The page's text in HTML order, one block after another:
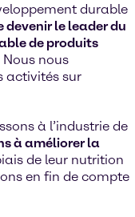
durable
devenir le leader du
de produits
Nous nous
activités sur
à l’industrie de
à améliorer la
de leur nutrition
en fin de compte